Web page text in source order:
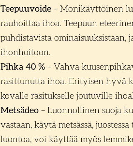
Teepuuvoide – Monikäyttöinen
rauhoittaa ihoa. Teepuun
puhdistavista ominaisuuksistaan,
ihonhoitoon.
Pihka 40 % – Vahva
rasittunutta ihoa. Erityisen hyvä
kovalle rasitukselle joutuville
Metsädeo – Luonnollinen suoja
vastaan, käytä metsässä,
luontoa, voi käyttää myös